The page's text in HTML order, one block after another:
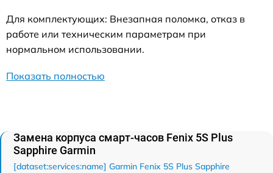
Для комплектующих: Внезапная поломка, отказ в
работе или техническим параметрам при
нормальном использовании.
Показать полностью
Замена корпуса смарт-часов Fenix 5S Plus
Sapphire Garmin
[dataset:services:name] Garmin Fenix 5S Plus Sapphire